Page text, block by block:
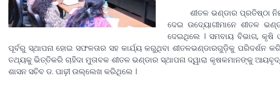
ଶୀତଳ ଭଣ୍ଡାର ପ୍ରତିଷ୍ଠା
ଦେଇ ଉଦ୍ୟୋଗୀମାନେ ଶୀତଳ
ଦେଇଥିଲେ । ସମବାୟ ବିଭାଗ,
ପୂର୍ବରୁ ସ୍ଥାପନା ହୋଇ ସଫଳତାର ସହ କାର୍ଯ୍ୟ କରୁଥିବା ଶୀତଳଭଣ୍ଡାରଗୁଡ଼ିକୁ ପରିଦର୍ଶନ
ତଥ୍ୟକୁ ଭିତ୍ତିକରି ଚାହିଦା ମୁତାବକ ଶୀତଳ ଭଣ୍ଡାର ସ୍ଥାପନା ଦ୍ୱାରା କୃଷକମାନଙ୍କୁ
ଶାସନ ସଚିବ ଡ. ପାଢ଼ୀ ଉଲ୍ଲେଖ କରିଥିଲେ ।